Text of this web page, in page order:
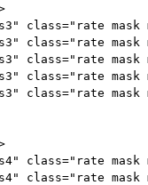
class="rate mask
class="rate mask
class="rate mask
class="rate mask
class="rate mask
class="rate mask
class="rate mask